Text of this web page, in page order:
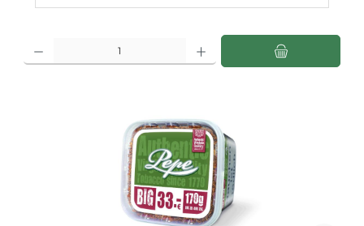
Produkt Anzahl: Gib den gewünschten Wert ein oder benutze die Schaltflächen